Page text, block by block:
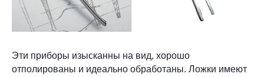
Эти приборы изысканны на вид, хорошо
отполированы и идеально обработаны. Ложки имеют